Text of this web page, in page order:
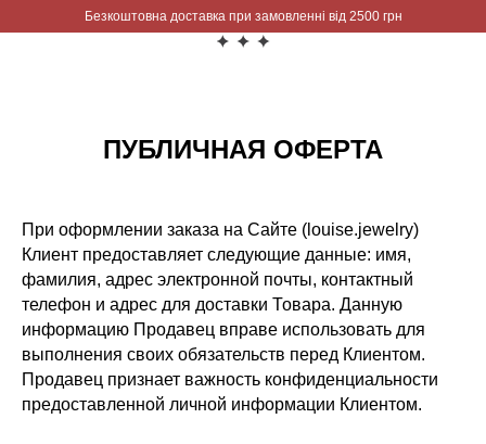
Безкоштовна доставка при замовленні від 2500 грн
ПУБЛИЧНАЯ ОФЕРТА
При оформлении заказа на Сайте (louise.jewelry)
Клиент предоставляет следующие данные: имя,
фамилия, адрес электронной почты, контактный
телефон и адрес для доставки Товара. Данную
информацию Продавец вправе использовать для
выполнения своих обязательств перед Клиентом.
Продавец признает важность конфиденциальности
предоставленной личной информации Клиентом.